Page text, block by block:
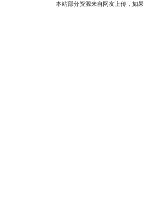
本站部分资源来自网友上传，如